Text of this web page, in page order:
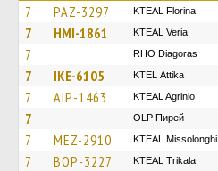
7 PAZ-3297 KTEAL Florina
7 HMI-1861 KTEAL Veria
7 RHO Diagoras
7 IKE-6105 KΤΕL Αttika
7 AIP-1463 KTEAL Agrinio
7 OLP Пирей
7 MEZ-2910 KTEAL Missolonghi
7 BOP-3227 KTEAL Trikala